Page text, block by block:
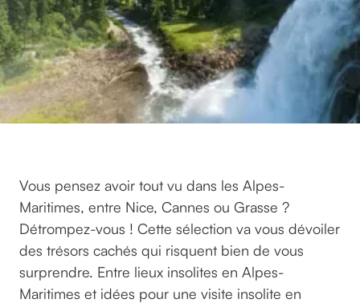
Vous pensez avoir tout vu dans les Alpes-
Maritimes, entre Nice, Cannes ou Grasse ?
Détrompez-vous ! Cette sélection va vous dévoiler
des trésors cachés qui risquent bien de vous
surprendre. Entre lieux insolites en Alpes-
Maritimes et idées pour une visite insolite en